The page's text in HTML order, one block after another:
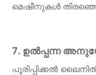
മെഷീനുകൾ
7. ഉൽപ്പന്ന
പൂരിപ്പിക്കൽ